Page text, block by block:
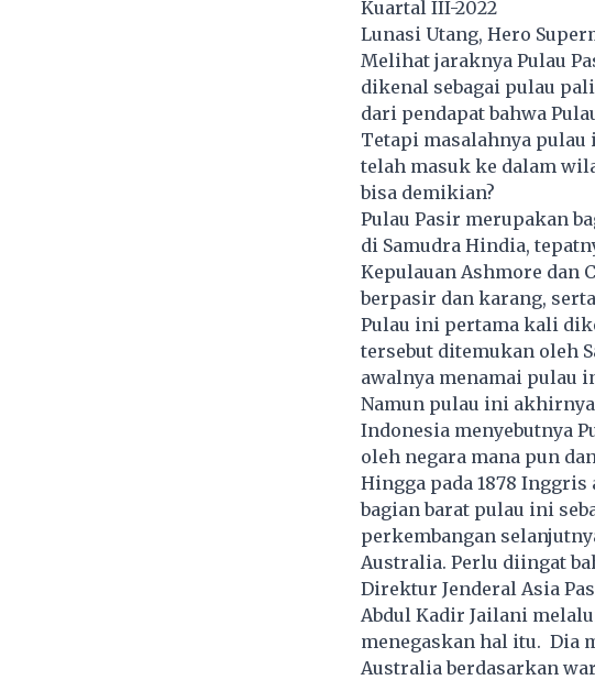
Kuartal III-2022
Lunasi Utang, Hero
Melihat jaraknya Pulau
dikenal sebagai pulau
dari pendapat bahwa
Tetapi masalahnya
telah masuk ke dalam
bisa demikian?
Pulau Pasir merupakan
di Samudra Hindia,
Kepulauan Ashmore dan
berpasir dan karang,
Pulau ini pertama kali
tersebut ditemukan oleh
awalnya menamai pulau
Namun pulau ini
Indonesia menyebutnya
oleh negara mana pun
Hingga pada 1878
bagian barat pulau ini
perkembangan
Australia. Perlu diingat
Direktur Jenderal Asia
Abdul Kadir Jailani
menegaskan hal itu. Dia
Australia berdasarkan